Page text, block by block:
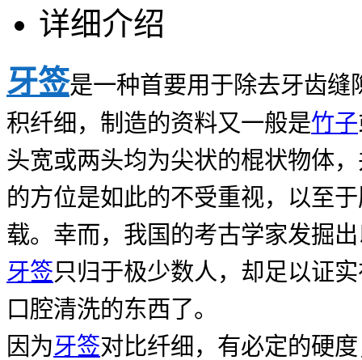
详细介绍
牙签是一种首要用于除去牙齿
积纤细，制造的资料又一般是竹子
头宽或两头均为尖状的棍状物体
的方位是如此的不受重视，以至
载。幸而，我国的考古学家发掘
牙签只归于极少数人，却足以证
口腔清洗的东西了。
因为牙签对比纤细，有必定的硬